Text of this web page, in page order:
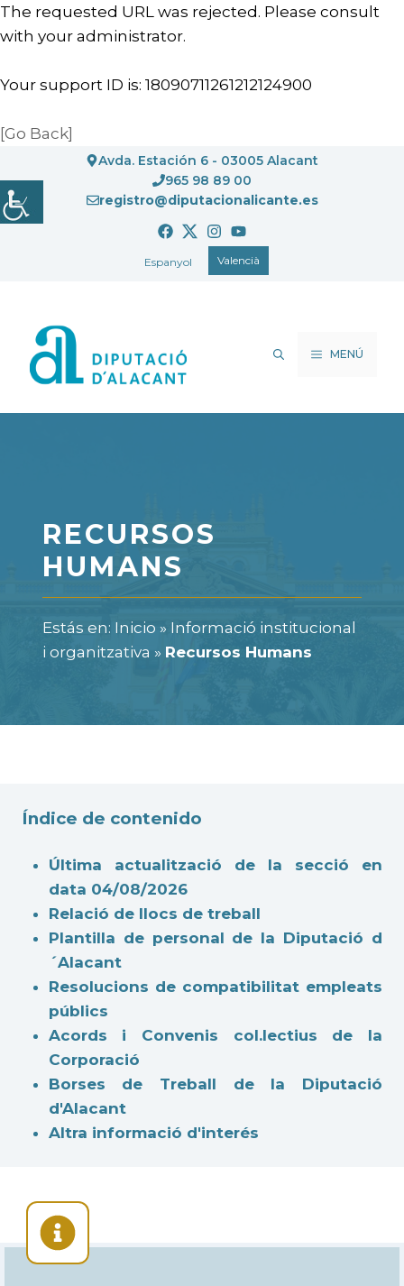
The requested URL was rejected. Please consult
with your administrator.
Your support ID is: 18090711261212124900
[Go Back]
al
contingut
Avda. Estación 6 - 03005 Alacant
965 98 89 00
registro@diputacionalicante.es
Espanyol Valencià
MENÚ
RECURSOS
HUMANS
Estás en: Inicio » Informació institucional
i organitzativa » Recursos Humans
Índice de contenido
Última actualització de la secció en
data 04/08/2026
Relació de llocs de treball
Plantilla de personal de la Diputació d
´Alacant
Resolucions de compatibilitat empleats
públics
Acords i Convenis col.lectius de la
Corporació
Borses de Treball de la Diputació
d'Alacant
Altra informació d'interés